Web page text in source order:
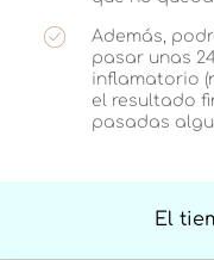
Además,
pasar unas
inflamatorio
el resultado
pasadas
El